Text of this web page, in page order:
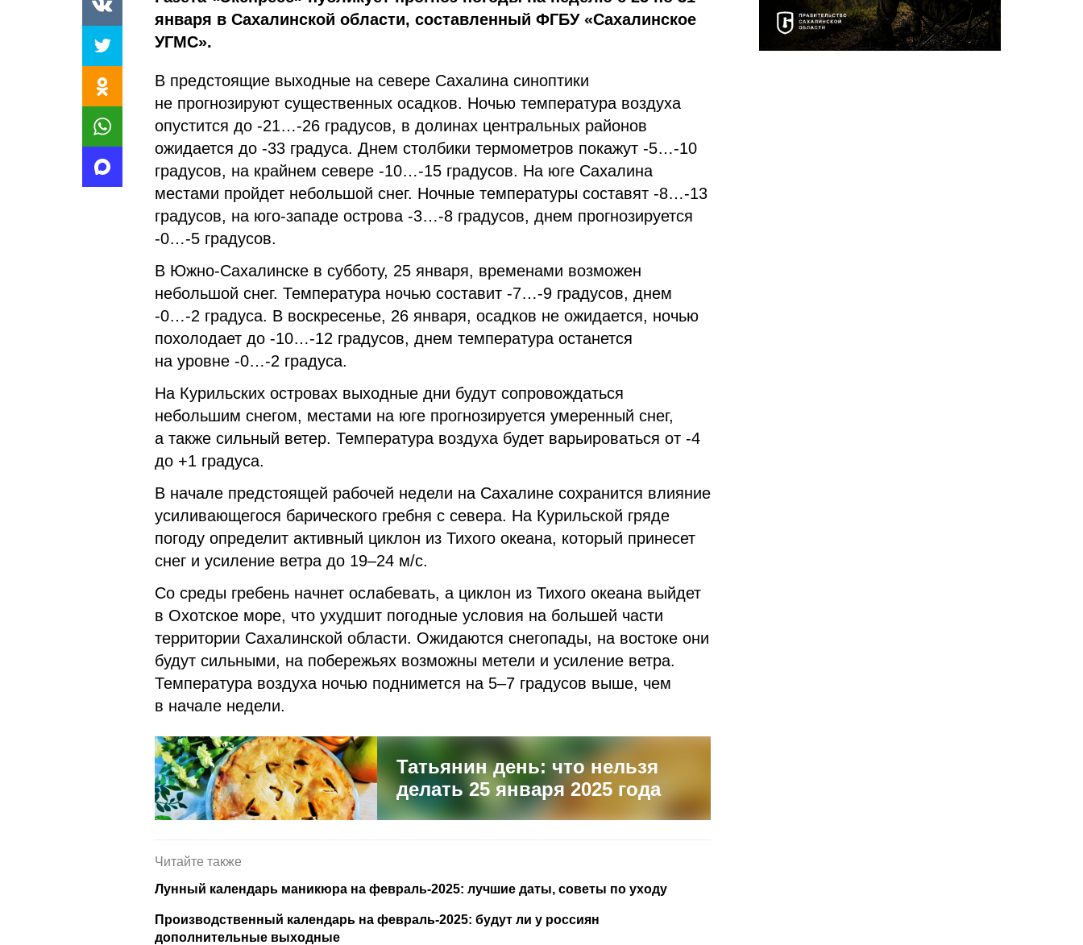
января в Сахалинской области, составленный ФГБУ «Сахалинское
УГМС».
В предстоящие выходные на севере Сахалина синоптики
не прогнозируют существенных осадков. Ночью температура воздуха
опустится до -21…-26 градусов, в долинах центральных районов
ожидается до -33 градуса. Днем столбики термометров покажут -5…-10
градусов, на крайнем севере -10…-15 градусов. На юге Сахалина
местами пройдет небольшой снег. Ночные температуры составят -8…-13
градусов, на юго-западе острова -3…-8 градусов, днем прогнозируется
-0…-5 градусов.
В Южно-Сахалинске в субботу, 25 января, временами возможен
небольшой снег. Температура ночью составит -7…-9 градусов, днем
-0…-2 градуса. В воскресенье, 26 января, осадков не ожидается, ночью
похолодает до -10…-12 градусов, днем температура останется
на уровне -0…-2 градуса.
На Курильских островах выходные дни будут сопровождаться
небольшим снегом, местами на юге прогнозируется умеренный снег,
а также сильный ветер. Температура воздуха будет варьироваться от -4
до +1 градуса.
В начале предстоящей рабочей недели на Сахалине сохранится влияние
усиливающегося барического гребня с севера. На Курильской гряде
погоду определит активный циклон из Тихого океана, который принесет
снег и усиление ветра до 19–24 м/с.
Со среды гребень начнет ослабевать, а циклон из Тихого океана выйдет
в Охотское море, что ухудшит погодные условия на большей части
территории Сахалинской области. Ожидаются снегопады, на востоке они
будут сильными, на побережьях возможны метели и усиление ветра.
Температура воздуха ночью поднимется на 5–7 градусов выше, чем
в начале недели.
Татьянин день: что нельзя
делать 25 января 2025 года
Читайте также
Лунный календарь маникюра на февраль-2025: лучшие даты, советы по уходу
Производственный календарь на февраль-2025: будут ли у россиян
дополнительные выходные